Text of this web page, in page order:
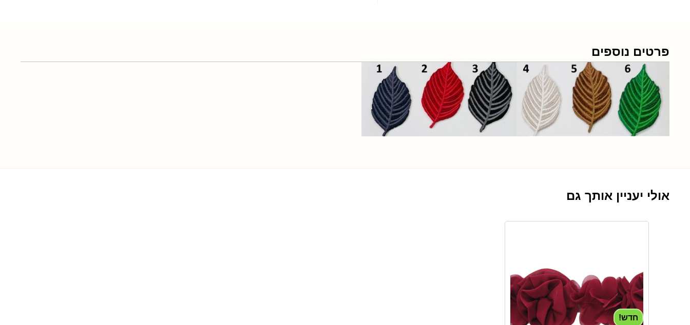
פרטים נוספים
אולי יעניין אותך גם
חדש!